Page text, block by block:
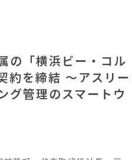
の「横浜ビー・コル
約を締結 ～アスリー
グ管理のスマートウ